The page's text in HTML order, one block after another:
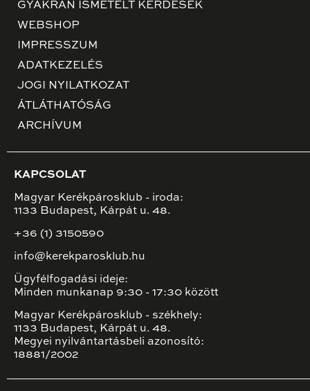
GYAKRAN ISMÉTELT KÉRDÉSEK
WEBSHOP
IMPRESSZUM
ADATKEZELÉS
JOGI NYILATKOZAT
ÁTLÁTHATÓSÁG
ARCHÍVUM
KAPCSOLAT
Magyar Kerékpárosklub - iroda:
1133 Budapest, Kárpát u. 48.
+36 (1) 3150590
info@kerekparosklub.hu
Ügyfélfogadási ideje:
Minden munkanap 9:30 - 17:30 között
Magyar Kerékpárosklub - székhely:
1133 Budapest, Kárpát u. 48.
Megyei nyilvántartásbeli azonosító:
18881/2002